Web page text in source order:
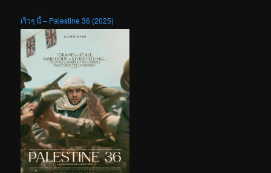
เร็วๆ นี้ – Palestine 36 (2025)